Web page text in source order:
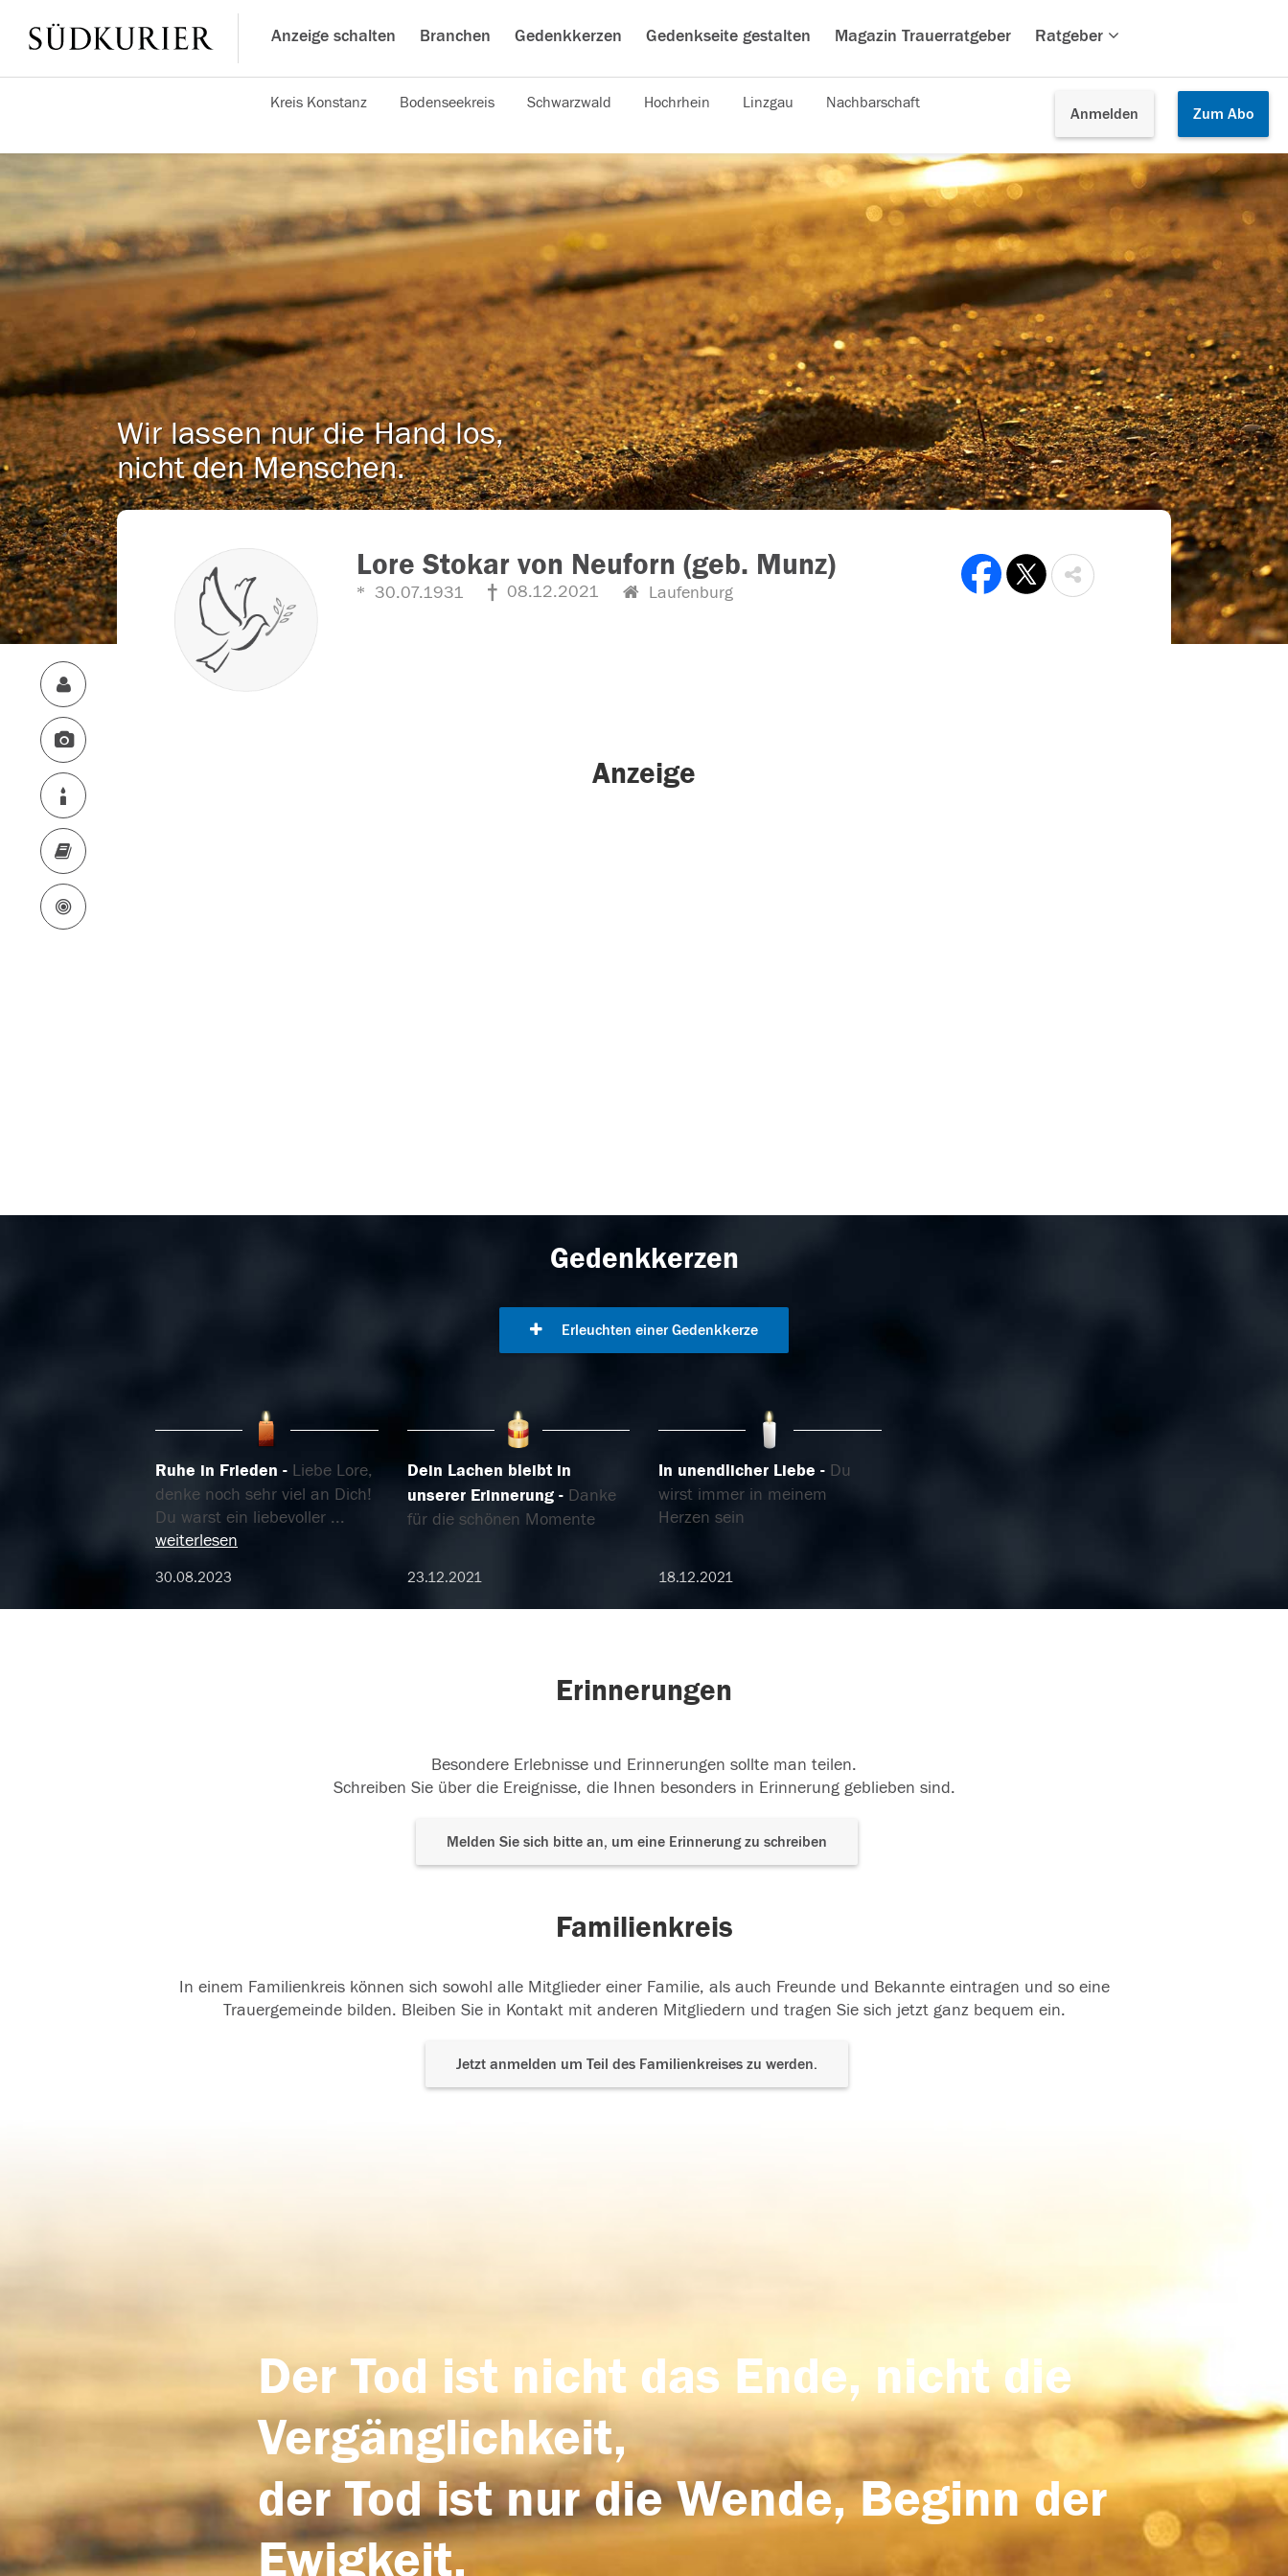
Anzeige schalten Branchen Gedenkkerzen Gedenkseite gestalten Magazin Trauerratgeber Ratgeber
Anmelden Zum Abo
Kreis Konstanz Bodenseekreis Schwarzwald Hochrhein Linzgau Nachbarschaft
Wir lassen nur die Hand los,
nicht den Menschen.
Lore Stokar von Neuforn (geb. Munz)
30.07.1931 08.12.2021 Laufenburg
Anzeige
Gedenkkerzen
Erleuchten einer Gedenkkerze
Ruhe in Frieden
Liebe Lore,
denke noch sehr viel an Dich!
Du warst ein liebevoller ...
weiterlesen
30.08.2023
Dein Lachen bleibt in
unserer Erinnerung
Danke
für die schönen Momente
23.12.2021
In unendlicher Liebe
Du
wirst immer in meinem
Herzen sein
18.12.2021
Erinnerungen
Besondere Erlebnisse und Erinnerungen sollte man teilen.
Schreiben Sie über die Ereignisse, die Ihnen besonders in Erinnerung geblieben sind.
Melden Sie sich bitte an, um eine Erinnerung zu schreiben
Familienkreis
In einem Familienkreis können sich sowohl alle Mitglieder einer Familie, als auch Freunde und Bekannte eintragen und so eine
Trauergemeinde bilden. Bleiben Sie in Kontakt mit anderen Mitgliedern und tragen Sie sich jetzt ganz bequem ein.
Jetzt anmelden um Teil des Familienkreises zu werden.
Der Tod ist nicht das Ende, nicht die
Vergänglichkeit,
der Tod ist nur die Wende, Beginn der
Ewigkeit.